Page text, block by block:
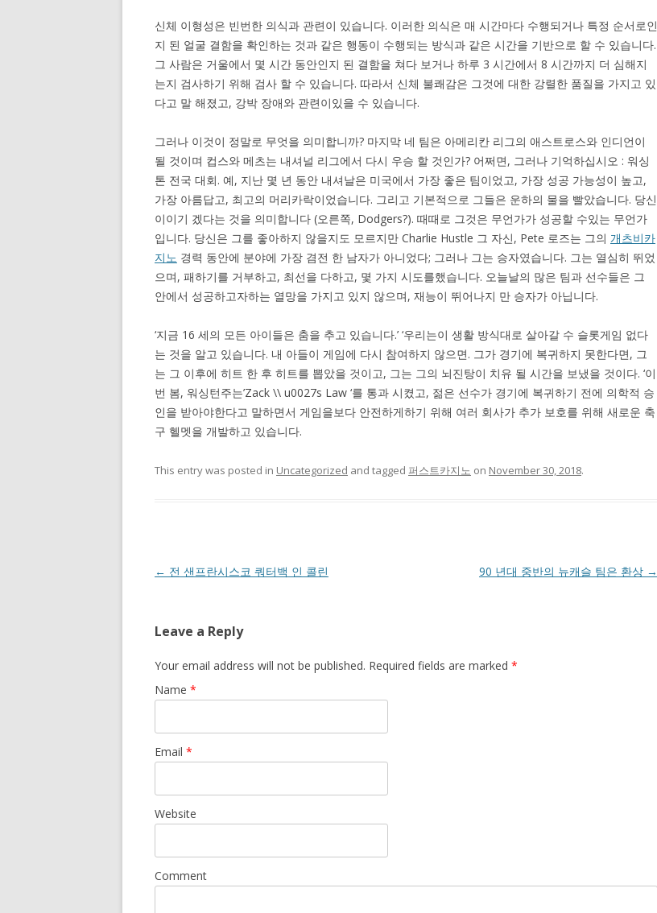
신체 이형성은 빈번한 의식과 관련이 있습니다. 이러한 의식은 매 시간마다 수행되거나 특정 순서로인
지 된 얼굴 결함을 확인하는 것과 같은 행동이 수행되는 방식과 같은 시간을 기반으로 할 수 있습니다.
그 사람은 거울에서 몇 시간 동안인지 된 결함을 쳐다 보거나 하루 3 시간에서 8 시간까지 더 심해지
는지 검사하기 위해 검사 할 수 있습니다. 따라서 신체 불쾌감은 그것에 대한 강렬한 품질을 가지고 있
다고 말 해졌고, 강박 장애와 관련이있을 수 있습니다.
그러나 이것이 정말로 무엇을 의미합니까? 마지막 네 팀은 아메리칸 리그의 애스트로스와 인디언이
될 것이며 컵스와 메츠는 내셔널 리그에서 다시 우승 할 것인가? 어쩌면, 그러나 기억하십시오 : 워싱
톤 전국 대회. 예, 지난 몇 년 동안 내셔날은 미국에서 가장 좋은 팀이었고, 가장 성공 가능성이 높고,
가장 아름답고, 최고의 머리카락이었습니다. 그리고 기본적으로 그들은 운하의 물을 빨았습니다. 당신
이이기 겠다는 것을 의미합니다 (오른쪽, Dodgers?). 때때로 그것은 무언가가 성공할 수있는 무언가
입니다. 당신은 그를 좋아하지 않을지도 모르지만 Charlie Hustle 그 자신, Pete 로즈는 그의 개츠비카
지노 경력 동안에 분야에 가장 겸전 한 남자가 아니었다; 그러나 그는 승자였습니다. 그는 열심히 뛰었
으며, 패하기를 거부하고, 최선을 다하고, 몇 가지 시도를했습니다. 오늘날의 많은 팀과 선수들은 그
안에서 성공하고자하는 열망을 가지고 있지 않으며, 재능이 뛰어나지 만 승자가 아닙니다.
‘지금 16 세의 모든 아이들은 춤을 추고 있습니다.’ ‘우리는이 생활 방식대로 살아갈 수 슬롯게임 없다
는 것을 알고 있습니다. 내 아들이 게임에 다시 참여하지 않으면. 그가 경기에 복귀하지 못한다면, 그
는 그 이후에 히트 한 후 히트를 뽑았을 것이고, 그는 그의 뇌진탕이 치유 될 시간을 보냈을 것이다. ‘이
번 봄, 워싱턴주는’Zack \\ u0027s Law ‘를 통과 시켰고, 젊은 선수가 경기에 복귀하기 전에 의학적 승
인을 받아야한다고 말하면서 게임을보다 안전하게하기 위해 여러 회사가 추가 보호를 위해 새로운 축
구 헬멧을 개발하고 있습니다.
This entry was posted in Uncategorized and tagged 퍼스트카지노 on November 30, 2018.
Post navigation
← 전 샌프란시스코 쿼터백 인 콜린 90 년대 중반의 뉴캐슬 팀은 환상 →
Leave a Reply
Your email address will not be published. Required fields are marked *
Name *
Email *
Website
Comment